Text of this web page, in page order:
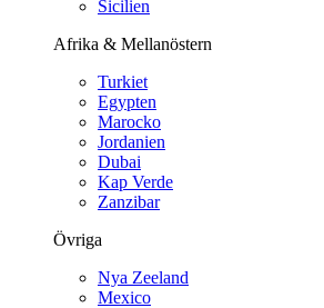
Sicilien
Afrika & Mellanöstern
Turkiet
Egypten
Marocko
Jordanien
Dubai
Kap Verde
Zanzibar
Övriga
Nya Zeeland
Mexico